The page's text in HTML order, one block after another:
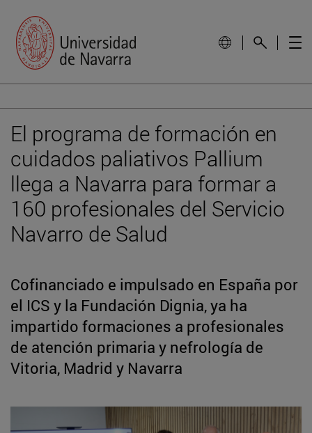
El programa de formación en
cuidados paliativos Pallium
llega a Navarra para formar a
160 profesionales del Servicio
Navarro de Salud
Cofinanciado e impulsado en España por
el ICS y la Fundación Dignia, ya ha
impartido formaciones a profesionales
de atención primaria y nefrología de
Vitoria, Madrid y Navarra